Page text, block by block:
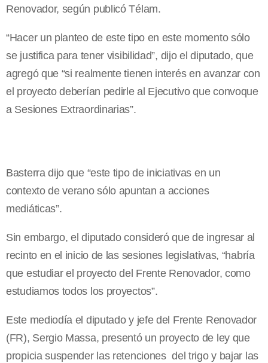
Renovador, según publicó Télam.
“Hacer un planteo de este tipo en este momento sólo
se justifica para tener visibilidad”, dijo el diputado, que
agregó que “si realmente tienen interés en avanzar con
el proyecto deberían pedirle al Ejecutivo que convoque
a Sesiones Extraordinarias”.
Basterra dijo que “este tipo de iniciativas en un
contexto de verano sólo apuntan a acciones
mediáticas”.
Sin embargo, el diputado consideró que de ingresar al
recinto en el inicio de las sesiones legislativas, “habría
que estudiar el proyecto del Frente Renovador, como
estudiamos todos los proyectos”.
Este mediodía el diputado y jefe del Frente Renovador
(FR), Sergio Massa, presentó un proyecto de ley que
propicia suspender las retenciones del trigo y bajar las